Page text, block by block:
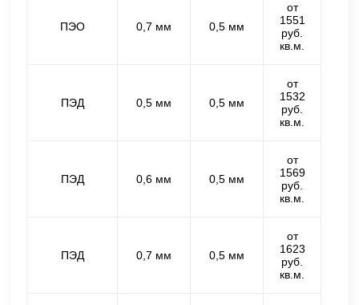
ПЭО 0,7 мм 0,5 мм
от
1551
руб.
кв.м.
ПЭД 0,5 мм 0,5 мм
от
1532
руб.
кв.м.
ПЭД 0,6 мм 0,5 мм
от
1569
руб.
кв.м.
ПЭД 0,7 мм 0,5 мм
от
1623
руб.
кв.м.